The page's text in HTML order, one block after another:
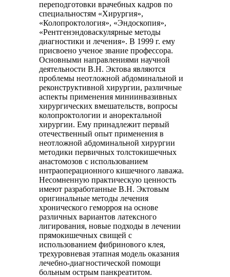
переподготовки врачебных кадров по
специальностям «Хирургия»,
«Колопроктология», «Эндоскопия»,
«Рентгенэндоваскулярные методы
диагностики и лечения». В 1999 г. ему
присвоено ученое звание профессора.
Основными направлениями научной
деятельности В.Н. Эктова являются
проблемы неотложной абдоминальной и
реконструктивной хирургии, различные
аспекты применения миниинвазивных
хирургических вмешательств, вопросы
колопроктологии и аноректальной
хирургии. Ему принадлежит первый
отечественный опыт применения в
неотложной абдоминальной хирургии
методики первичных толстокишечных
анастомозов с использованием
интраоперационного кишечного лаважа.
Несомненную практическую ценность
имеют разработанные В.Н. Эктовым
оригинальные методы лечения
хронического геморроя на основе
различных вариантов латексного
лигирования, новые подходы в лечении
прямокишечных свищей с
использованием фибринового клея,
трехуровневая этапная модель оказания
лечебно-диагностической помощи
больным острым панкреатитом.